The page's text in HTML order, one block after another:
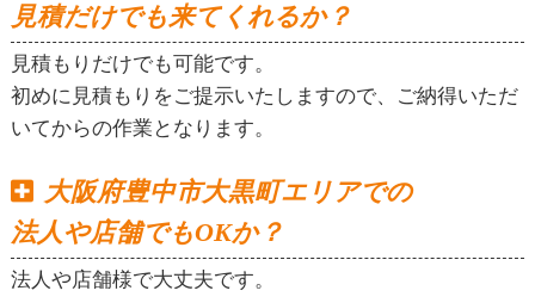
見積だけでも来てくれるか？
見積もりだけでも可能です。
初めに見積もりをご提示いたしますので、ご納得いただ
いてからの作業となります。
大阪府豊中市大黒町エリアでの
法人や店舗でもOKか？
法人や店舗様で大丈夫です。